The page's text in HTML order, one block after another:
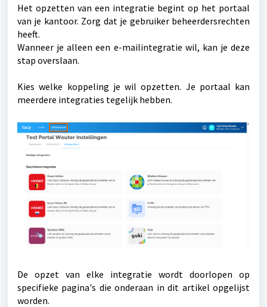
Het opzetten van een integratie begint op het portaal
van je kantoor. Zorg dat je gebruiker beheerdersrechten
heeft.
Wanneer je alleen een e-mailintegratie wil, kan je deze
stap overslaan.
Kies welke koppeling je wil opzetten. Je portaal kan
meerdere integraties tegelijk hebben.
De opzet van elke integratie wordt doorlopen op
specifieke pagina's die onderaan in dit artikel opgelijst
worden.